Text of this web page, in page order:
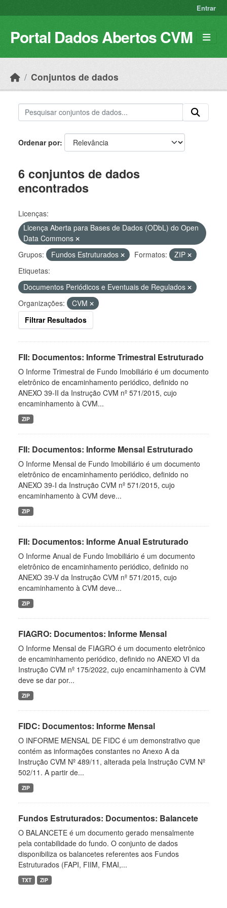
Entrar
Portal Dados Abertos CVM
Conjuntos de dados
Ordenar por
6 conjuntos de dados
encontrados
Licenças:
Licença Aberta para Bases de Dados (ODbL) do Open
Data Commons
Grupos:
Fundos Estruturados Formatos:
ZIP
Etiquetas:
Documentos Periódicos e Eventuais de Regulados
Organizações:
CVM
Filtrar Resultados
FII: Documentos: Informe Trimestral Estruturado
O Informe Trimestral de Fundo Imobiliário é um documento
eletrônico de encaminhamento periódico, definido no
ANEXO 39-II da Instrução CVM nº 571/2015, cujo
encaminhamento à CVM...
ZIP
FII: Documentos: Informe Mensal Estruturado
O Informe Mensal de Fundo Imobiliário é um documento
eletrônico de encaminhamento periódico, definido no
ANEXO 39-I da Instrução CVM nº 571/2015, cujo
encaminhamento à CVM deve...
ZIP
FII: Documentos: Informe Anual Estruturado
O Informe Anual de Fundo Imobiliário é um documento
eletrônico de encaminhamento periódico, definido no
ANEXO 39-V da Instrução CVM nº 571/2015, cujo
encaminhamento à CVM deve...
ZIP
FIAGRO: Documentos: Informe Mensal
O Informe Mensal de FIAGRO é um documento eletrônico
de encaminhamento periódico, definido no ANEXO VI da
Instrução CVM nº 175/2022, cujo encaminhamento à CVM
deve se dar por...
ZIP
FIDC: Documentos: Informe Mensal
O INFORME MENSAL DE FIDC é um demonstrativo que
contém as informações constantes no Anexo A da
Instrução CVM Nº 489/11, alterada pela Instrução CVM Nº
502/11. A partir de...
ZIP
Fundos Estruturados: Documentos: Balancete
O BALANCETE é um documento gerado mensalmente
pela contabilidade do fundo. O conjunto de dados
disponibiliza os balancetes referentes aos Fundos
Estruturados (FAPI, FIIM, FMAI,...
TXT ZIP